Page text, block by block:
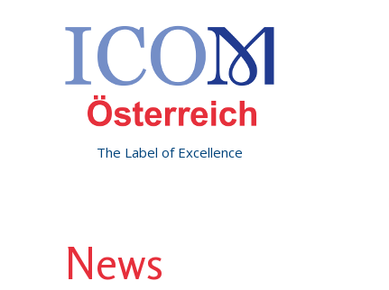
The Label of Excellence
News